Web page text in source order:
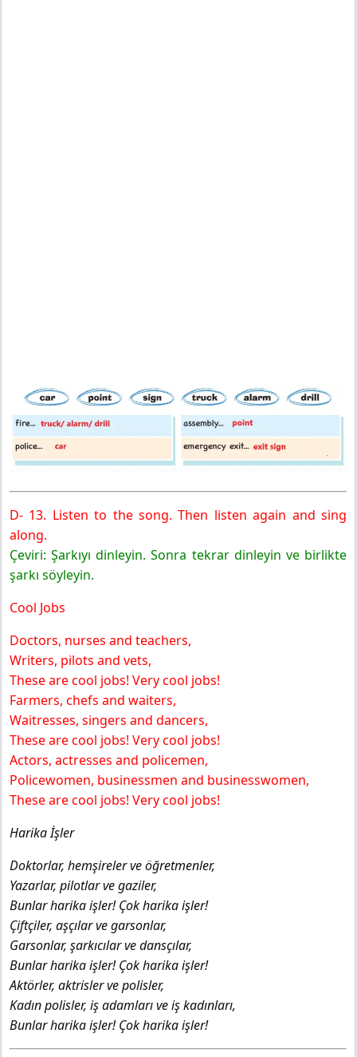
D- 13. Listen to the song. Then listen again and sing
along.
Çeviri: Şarkıyı dinleyin. Sonra tekrar dinleyin ve birlikte
şarkı söyleyin.
Cool Jobs
Doctors, nurses and teachers,
Writers, pilots and vets,
These are cool jobs! Very cool jobs!
Farmers, chefs and waiters,
Waitresses, singers and dancers,
These are cool jobs! Very cool jobs!
Actors, actresses and policemen,
Policewomen, businessmen and businesswomen,
These are cool jobs! Very cool jobs!
Harika İşler
Doktorlar, hemşireler ve öğretmenler,
Yazarlar, pilotlar ve gaziler,
Bunlar harika işler! Çok harika işler!
Çiftçiler, aşçılar ve garsonlar,
Garsonlar, şarkıcılar ve dansçılar,
Bunlar harika işler! Çok harika işler!
Aktörler, aktrisler ve polisler,
Kadın polisler, iş adamları ve iş kadınları,
Bunlar harika işler! Çok harika işler!